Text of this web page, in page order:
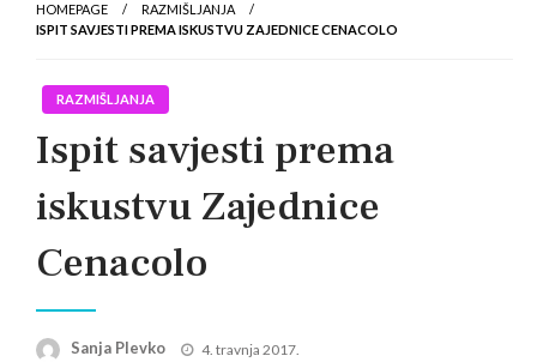
HOMEPAGE
RAZMIŠLJANJA
ISPIT SAVJESTI PREMA ISKUSTVU ZAJEDNICE CENACOLO
RAZMIŠLJANJA
Ispit savjesti prema
iskustvu Zajednice
Cenacolo
Sanja Plevko
Posted
4. travnja 2017.